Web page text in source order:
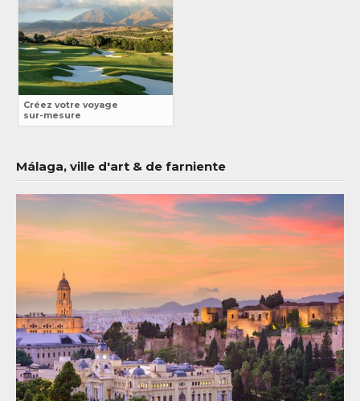
Créez votre voyage
sur-mesure
Málaga, ville d'art & de farniente